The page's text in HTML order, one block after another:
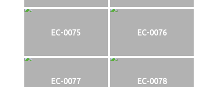
EC-0075 EC-0076
EC-0077 EC-0078